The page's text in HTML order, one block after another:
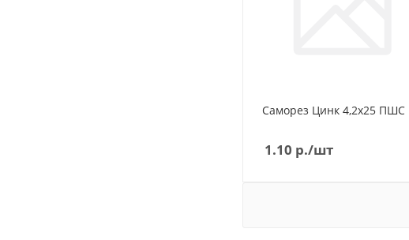
Саморез Цинк 4,2х25 ПШС
1.10 р./шт